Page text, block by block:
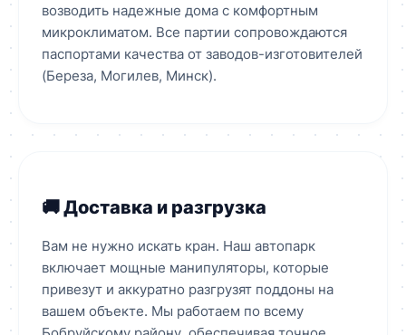
возводить надежные дома с комфортным
микроклиматом. Все партии сопровождаются
паспортами качества от заводов-изготовителей
(Береза, Могилев, Минск).
🚚 Доставка и разгрузка
Вам не нужно искать кран. Наш автопарк
включает мощные манипуляторы, которые
привезут и аккуратно разгрузят поддоны на
вашем объекте. Мы работаем по всему